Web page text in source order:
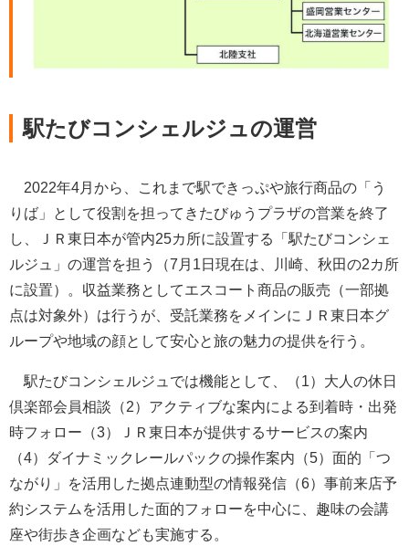
駅たびコンシェルジュの運営
2022年4月から、これまで駅できっぷや旅行商品の「う
りば」として役割を担ってきたびゅうプラザの営業を終了
し、ＪＲ東日本が管内25カ所に設置する「駅たびコンシェ
ルジュ」の運営を担う（7月1日現在は、川崎、秋田の2カ所
に設置）。収益業務としてエスコート商品の販売（一部拠
点は対象外）は行うが、受託業務をメインにＪＲ東日本グ
ループや地域の顔として安心と旅の魅力の提供を行う。
駅たびコンシェルジュでは機能として、（1）大人の休日
倶楽部会員相談（2）アクティブな案内による到着時・出発
時フォロー（3）ＪＲ東日本が提供するサービスの案内
（4）ダイナミックレールパックの操作案内（5）面的「つ
ながり」を活用した拠点連動型の情報発信（6）事前来店予
約システムを活用した面的フォローを中心に、趣味の会講
座や街歩き企画なども実施する。